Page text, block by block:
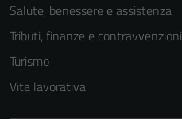
Salute, benessere e assistenza
Tributi, finanze e contravvenzioni
Turismo
Vita lavorativa